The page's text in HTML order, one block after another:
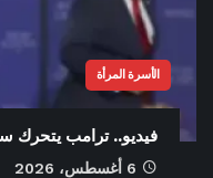
الأسرة المرأة
فيديو.. ترامب يتحرك
6 أغسطس، 2026